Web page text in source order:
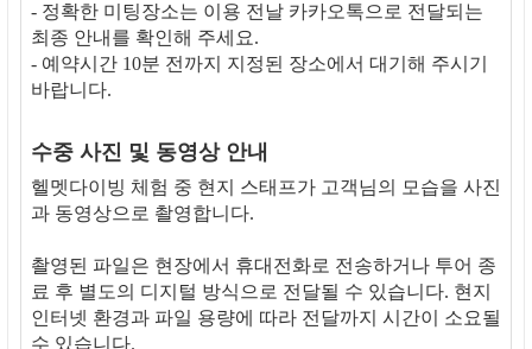
- 정확한 미팅장소는 이용 전날 카카오톡으로 전달되는
최종 안내를 확인해 주세요.
- 예약시간 10분 전까지 지정된 장소에서 대기해 주시기
바랍니다.
수중 사진 및 동영상 안내
헬멧다이빙 체험 중 현지 스태프가 고객님의 모습을 사진
과 동영상으로 촬영합니다.
촬영된 파일은 현장에서 휴대전화로 전송하거나 투어 종
료 후 별도의 디지털 방식으로 전달될 수 있습니다. 현지
인터넷 환경과 파일 용량에 따라 전달까지 시간이 소요될
수 있습니다.